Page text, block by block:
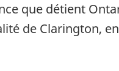
que détient
de Clarington,